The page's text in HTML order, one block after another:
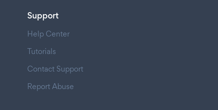
Support
Help Center
Tutorials
Contact Support
Report Abuse